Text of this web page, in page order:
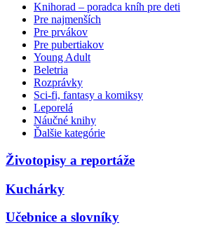
Knihorad – poradca kníh pre deti
Pre najmenších
Pre prvákov
Pre pubertiakov
Young Adult
Beletria
Rozprávky
Sci-fi, fantasy a komiksy
Leporelá
Náučné knihy
Ďalšie kategórie
Životopisy a reportáže
Kuchárky
Učebnice a slovníky